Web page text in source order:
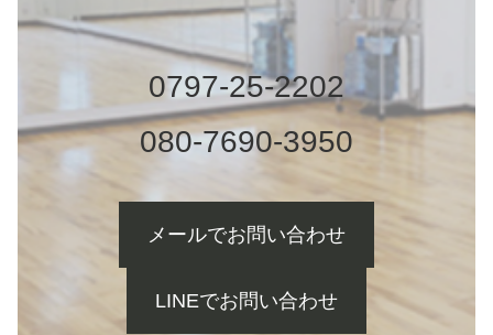
0797-25-2202
080-7690-3950
メールでお問い合わせ
LINEでお問い合わせ